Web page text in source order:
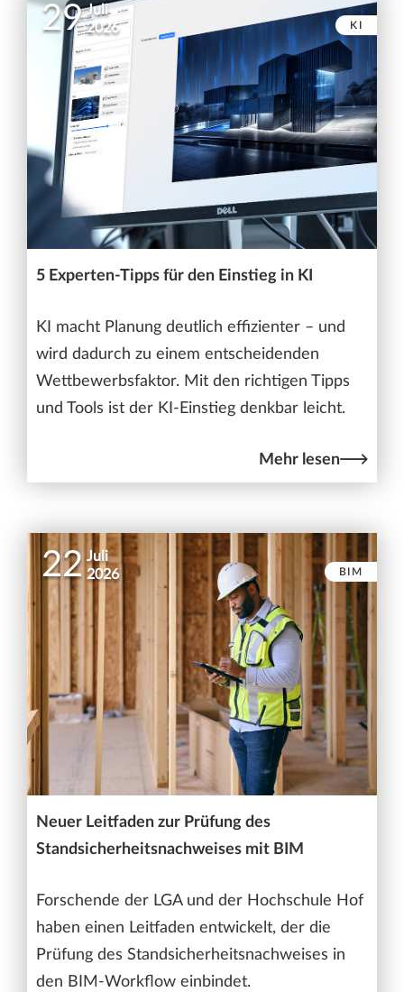
29 Juli
2026
KI
5 Experten-Tipps für den Einstieg in KI
KI macht Planung deutlich effizienter – und
wird dadurch zu einem entscheidenden
Wettbewerbsfaktor. Mit den richtigen Tipps
und Tools ist der KI-Einstieg denkbar leicht.
Mehr lesen
22 Juli
2026
BIM
Neuer Leitfaden zur Prüfung des
Standsicherheitsnachweises mit BIM
Forschende der LGA und der Hochschule Hof
haben einen Leitfaden entwickelt, der die
Prüfung des Standsicherheitsnachweises in
den BIM-Workflow einbindet.